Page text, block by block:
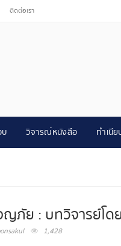
ติดต่อเรา
วิจารณ์หนังสือ ทำเนี
ญภัย : บทวิจารย์โ
1,428